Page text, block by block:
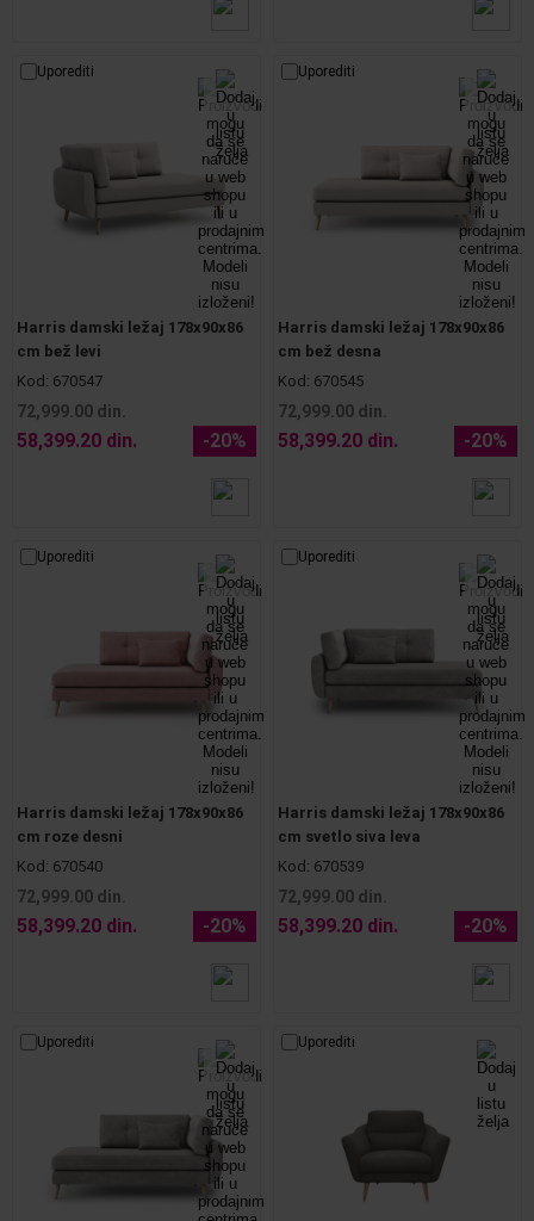
Uporediti
Harris damski ležaj 178x90x86
cm bež levi
Kod: 670547
72,999.00 din.
58,399.20 din. -20%
Uporediti
Harris damski ležaj 178x90x86
cm bež desna
Kod: 670545
72,999.00 din.
58,399.20 din. -20%
Uporediti
Harris damski ležaj 178x90x86
cm roze desni
Kod: 670540
72,999.00 din.
58,399.20 din. -20%
Uporediti
Harris damski ležaj 178x90x86
cm svetlo siva leva
Kod: 670539
72,999.00 din.
58,399.20 din. -20%
Uporediti Uporediti